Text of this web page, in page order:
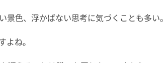
景色、浮かばない思考に気づくことも多い。
よね。